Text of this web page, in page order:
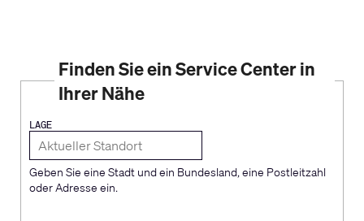
Finden Sie ein Service Center in
Ihrer Nähe
LAGE
Geben Sie eine Stadt und ein Bundesland, eine Postleitzahl
oder Adresse ein.